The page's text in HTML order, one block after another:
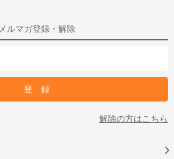
メルマガ登録・解除
解除の方はこちら